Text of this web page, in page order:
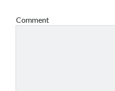
Comment